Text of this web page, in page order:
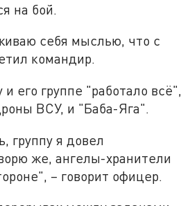
на бой.
себя мыслью, что с
командир.
его группе "работало всё",
ВСУ, и "Баба-Яга".
группу я довел
же, ангелы-хранители
– говорит офицер.